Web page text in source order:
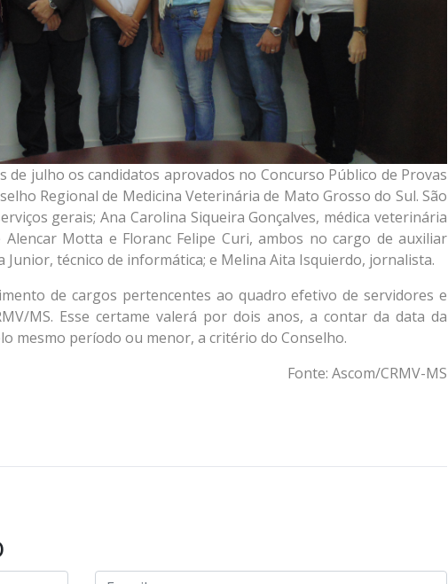
julho os candidatos aprovados no Concurso Público de Provas
Regional de Medicina Veterinária de Mato Grosso do Sul. São
gerais; Ana Carolina Siqueira Gonçalves, médica veterinária
Alencar Motta e Floranc Felipe Curi, ambos no cargo de auxiliar
técnico de informática; e Melina Aita Isquierdo, jornalista.
de cargos pertencentes ao quadro efetivo de servidores e
MS. Esse certame valerá por dois anos, a contar da data da
mesmo período ou menor, a critério do Conselho.
Fonte: Ascom/CRMV-MS